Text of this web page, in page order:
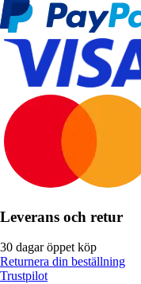
Leverans och retur
30 dagar öppet köp
Returnera din beställning
Trustpilot